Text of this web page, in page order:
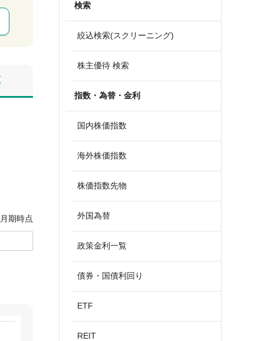
期時点
検索
絞込検索(スクリーニング)
株主優待 検索
指数・為替・金利
国内株価指数
海外株価指数
株価指数先物
外国為替
政策金利一覧
債券・国債利回り
ETF
REIT